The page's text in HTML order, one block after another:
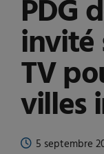
PDG
invité
TV
villes
5 septembre